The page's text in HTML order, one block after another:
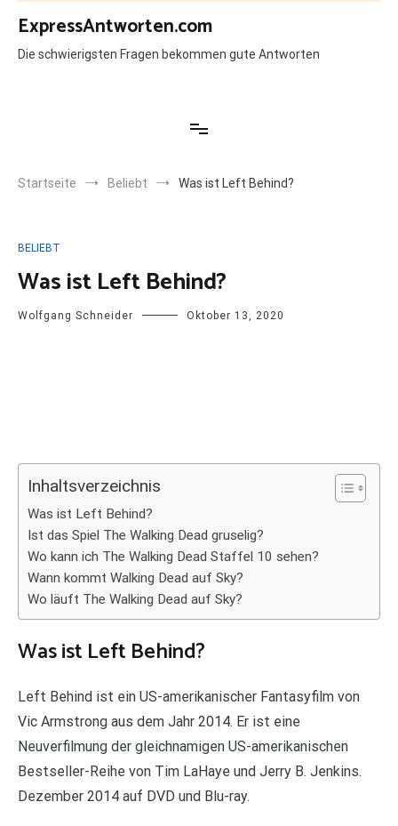
Zum
Inhalt
springen
ExpressAntworten.com
Die schwierigsten Fragen bekommen gute Antworten
Startseite Beliebt Was ist Left Behind?
BELIEBT
Was ist Left Behind?
Wolfgang Schneider Oktober 13, 2020
Inhaltsverzeichnis
Was ist Left Behind?
Ist das Spiel The Walking Dead gruselig?
Wo kann ich The Walking Dead Staffel 10 sehen?
Wann kommt Walking Dead auf Sky?
Wo läuft The Walking Dead auf Sky?
Was ist Left Behind?
Left Behind ist ein US-amerikanischer Fantasyfilm von
Vic Armstrong aus dem Jahr 2014. Er ist eine
Neuverfilmung der gleichnamigen US-amerikanischen
Bestseller-Reihe von Tim LaHaye und Jerry B. Jenkins.
Dezember 2014 auf DVD und Blu-ray.